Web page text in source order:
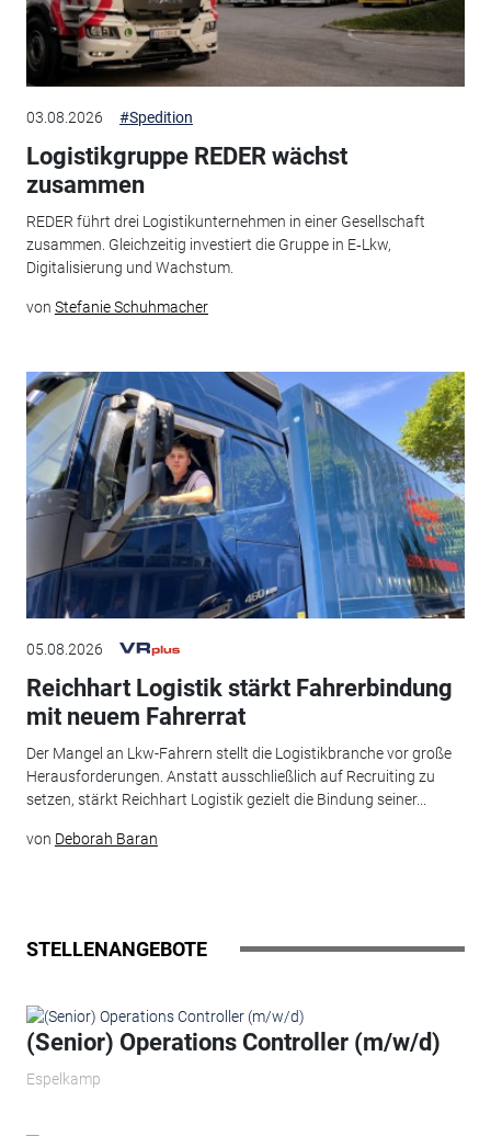
03.08.2026 #Spedition
Logistikgruppe REDER wächst
zusammen
REDER führt drei Logistikunternehmen in einer Gesellschaft
zusammen. Gleichzeitig investiert die Gruppe in E‑Lkw,
Digitalisierung und Wachstum.
von Stefanie Schuhmacher
05.08.2026
Reichhart Logistik stärkt Fahrerbindung
mit neuem Fahrerrat
Der Mangel an Lkw-Fahrern stellt die Logistikbranche vor große
Herausforderungen. Anstatt ausschließlich auf Recruiting zu
setzen, stärkt Reichhart Logistik gezielt die Bindung seiner...
von Deborah Baran
STELLENANGEBOTE
(Senior) Operations Controller (m/w/d)
Espelkamp